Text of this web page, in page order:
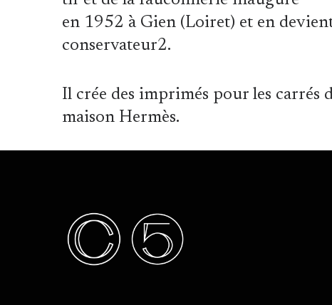
en 1952 à Gien (Loiret) et en
conservateur2.
Il crée des imprimés pour les carrés
maison Hermès.